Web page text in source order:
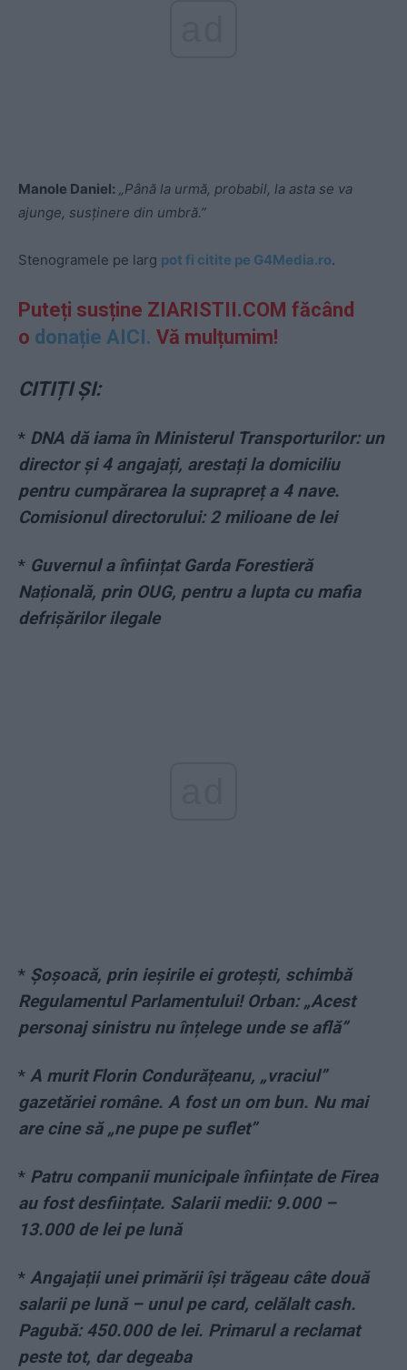
Manole Daniel: „Până la urmă, probabil, la asta se va
ajunge, susținere din umbră.”
Stenogramele pe larg pot fi citite pe G4Media.ro.
Puteți susține ZIARISTII.COM făcând
o donație AICI. Vă mulțumim!
CITIȚI ȘI:
* DNA dă iama în Ministerul Transporturilor: un
director și 4 angajați, arestați la domiciliu
pentru cumpărarea la suprapreț a 4 nave.
Comisionul directorului: 2 milioane de lei
* Guvernul a înființat Garda Forestieră
Națională, prin OUG, pentru a lupta cu mafia
defrișărilor ilegale
* Șoșoacă, prin ieșirile ei grotești, schimbă
Regulamentul Parlamentului! Orban: „Acest
personaj sinistru nu înțelege unde se află”
* A murit Florin Condurățeanu, „vraciul”
gazetăriei române. A fost un om bun. Nu mai
are cine să „ne pupe pe suflet”
* Patru companii municipale înființate de Firea
au fost desființate. Salarii medii: 9.000 –
13.000 de lei pe lună
* Angajații unei primării își trăgeau câte două
salarii pe lună – unul pe card, celălalt cash.
Pagubă: 450.000 de lei. Primarul a reclamat
peste tot, dar degeaba